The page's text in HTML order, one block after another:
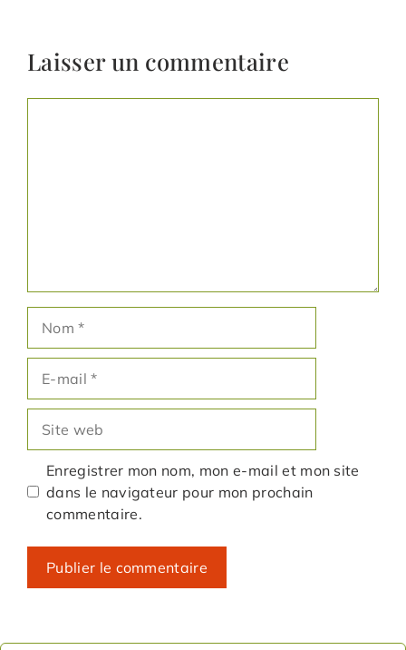
Laisser un commentaire
mail
web
Enregistrer mon nom, mon e-mail et mon site
dans le navigateur pour mon prochain
commentaire.